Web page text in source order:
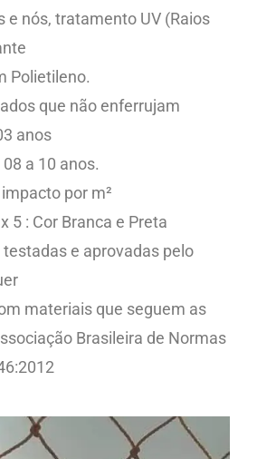
e nós, tratamento UV (Raios
Polietileno.
que não enferrujam
anos
a 10 anos.
por m²
5 : Cor Branca e Preta
e aprovadas pelo
materiais que seguem as
Brasileira de Normas